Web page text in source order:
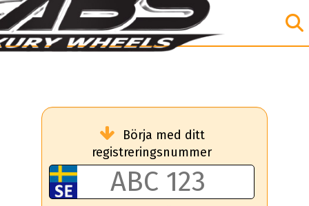
Börja med ditt
registreringsnummer